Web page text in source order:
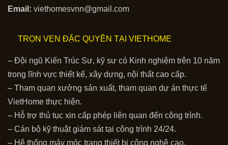
Email: viethomesvnn@gmail.com
TRỌN VẸN ĐẶC QUYỀN TẠI VIETHOME
– Đội ngũ Kiến Trúc Sư, kỹ sư có Kinh nghiệm trên 10 năm
trong lĩnh vực thiết kế, xây dựng, nội thất cao cấp.
– Tham quan xưởng sản xuất, tham quan dự án thực tế
VietHome thực hiện.
– Hỗ trợ thủ tục xin cấp phép liên quan đến công trình.
– Cán bộ kỹ thuật giám sát tại công trình 24/24.
– Hệ thống máy móc trang thiết bị công nghệ cao.